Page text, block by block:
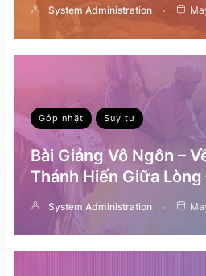
System Administration
Góp nhặt Suy tư
Bài Giảng Vô Ngôn –
Thánh Hiến Giữa
System Administration